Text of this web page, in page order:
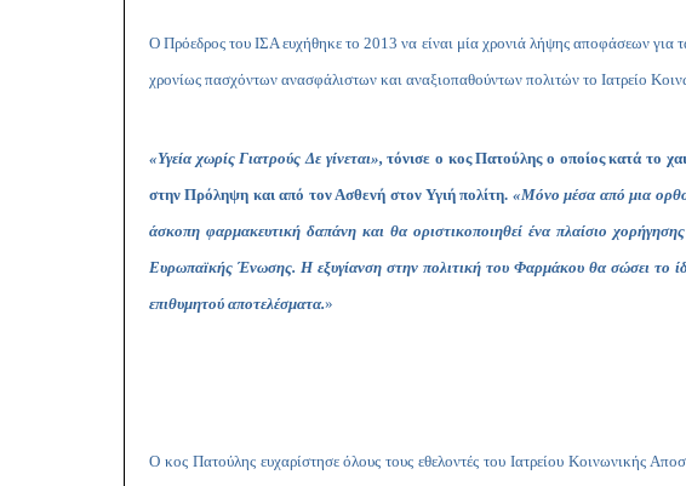
Ο Πρόεδρος του ΙΣΑ ευχήθηκε το 2013 να είναι μία χρονιά λήψης αποφάσεων για
χρονίως πασχόντων ανασφάλιστων και αναξιοπαθούντων πολιτών το Ιατρείο
«Υγεία χωρίς Γιατρούς Δε γίνεται»,τόνισε ο κος Πατούλης ο οποίος κατά το
στην Πρόληψη και από τον Ασθενή στον Υγιή πολίτη. «Μόνο μέσα από μια
άσκοπη φαρμακευτική δαπάνη και θα οριστικοποιηθεί ένα πλαίσιο
Ευρωπαϊκής Ένωσης. Η εξυγίανση στην πολιτική του Φαρμάκου θα σώσει το
επιθυμητού αποτελέσματα.»
Ο κος Πατούλης ευχαρίστησε όλους τους εθελοντές του Ιατρείου Κοινωνικής